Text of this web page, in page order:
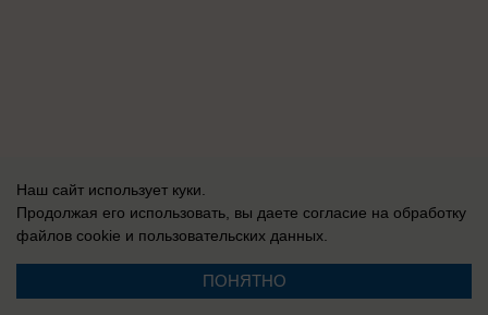
Наш сайт использует куки.
Продолжая его использовать, вы даете согласие на обработку
файлов cookie и пользовательских данных.
ПОНЯТНО